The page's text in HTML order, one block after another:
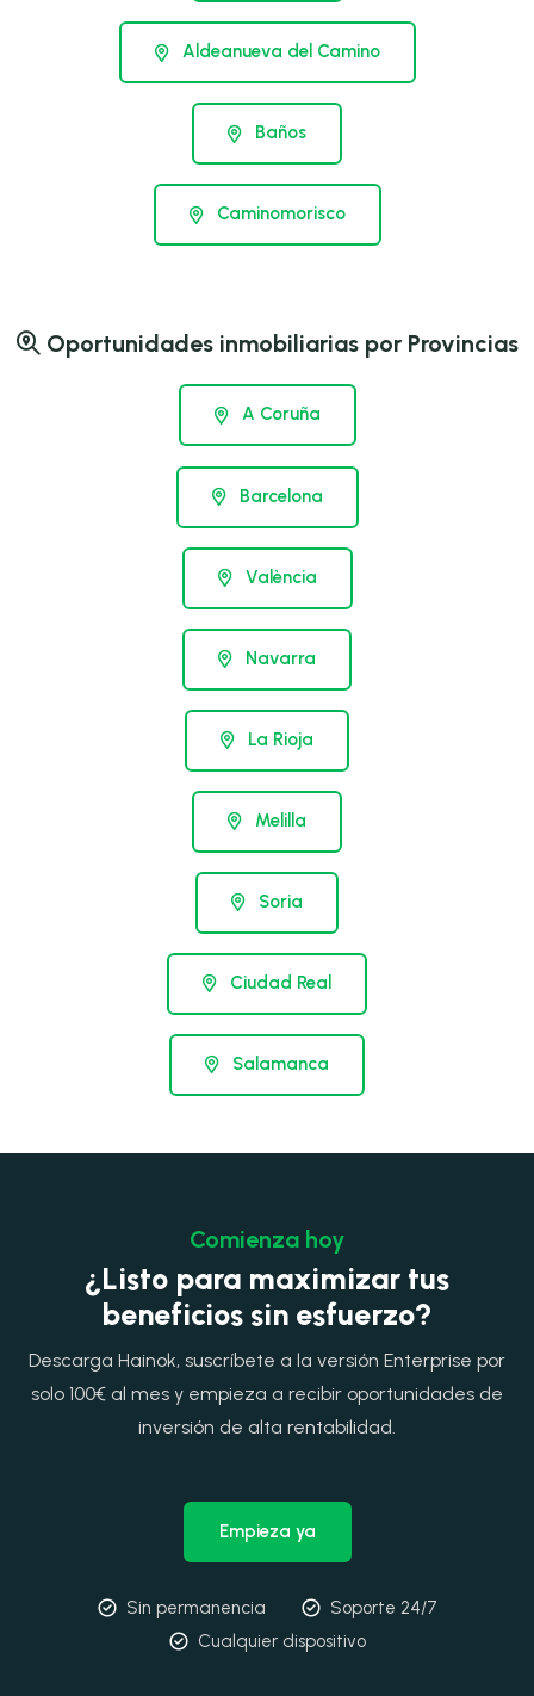
Aldeanueva del Camino
Baños
Caminomorisco
Oportunidades inmobiliarias por Provincias
A Coruña
Barcelona
València
Navarra
La Rioja
Melilla
Soria
Ciudad Real
Salamanca
Comienza hoy
¿Listo para maximizar tus
beneficios sin esfuerzo?
Descarga Hainok, suscríbete a la versión Enterprise por
solo 100€ al mes y empieza a recibir oportunidades de
inversión de alta rentabilidad.
Empieza ya
Sin permanencia
Soporte 24/7
Cualquier dispositivo